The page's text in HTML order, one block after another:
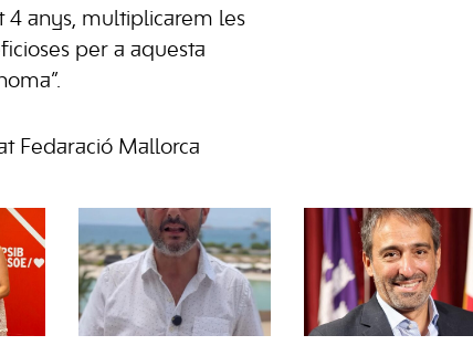
4 anys, multiplicarem les
per a aquesta
Fedaració Mallorca